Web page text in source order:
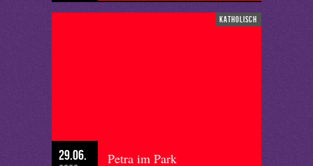
katholisch
29.06. Petra im Park